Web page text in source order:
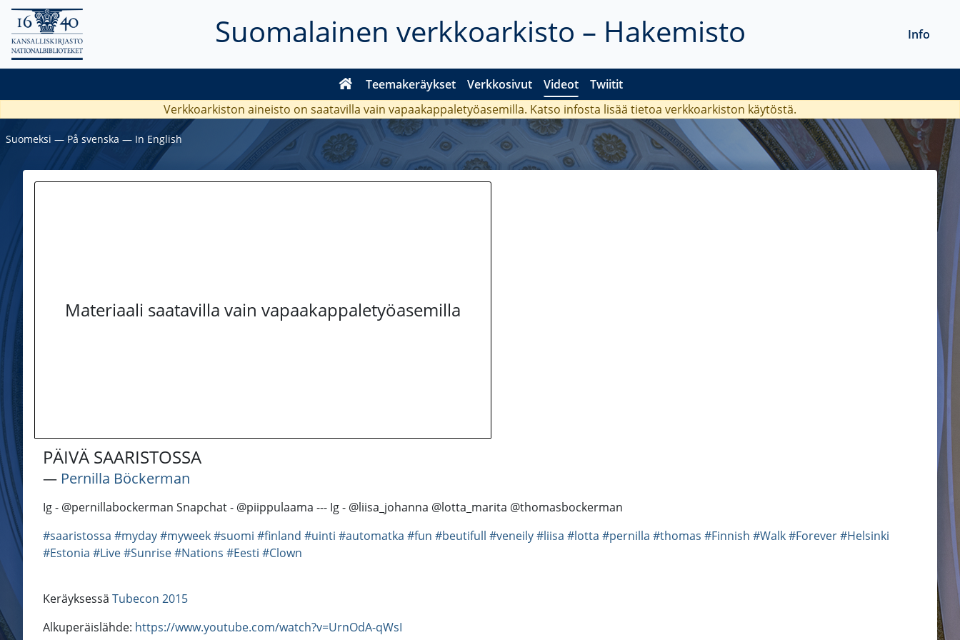
Suomalainen verkkoarkisto – Hakemisto
Teemakeräykset Verkkosivut Videot Twiitit
Info
Verkkoarkiston aineisto on saatavilla vain vapaakappaletyöasemilla. Katso infosta lisää tietoa verkkoarkiston käytöstä.
Suomeksi ― På svenska ― In English
Materiaali saatavilla vain vapaakappaletyöasemilla
PÄIVÄ SAARISTOSSA
― Pernilla Böckerman
Ig - @pernillabockerman Snapchat - @piippulaama --- Ig - @liisa_johanna @lotta_marita @thomasbockerman
#saaristossa #myday#myweek#suomi #finland #uinti #automatka #fun #beutifull #veneily#liisa #lotta #pernilla #thomas #Finnish #Walk#Forever#Helsinki
#Estonia #Live#Sunrise#Nations #Eesti #Clown
Keräyksessä Tubecon 2015
Alkuperäislähde: https://www.youtube.com/watch?v=UrnOdA-qWsI